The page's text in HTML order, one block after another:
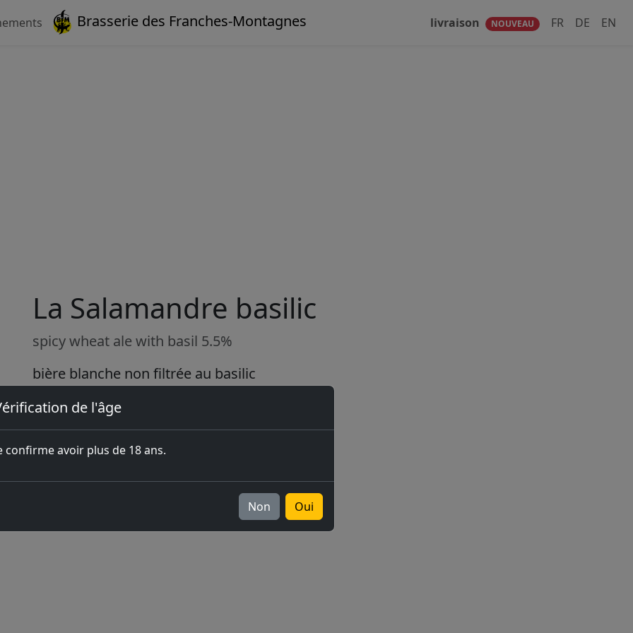
Brasserie des Franches-Montagnes livraison NOUVEAU FR DE EN
de l'âge
confirme avoir plus de 18 ans.
Non Oui
La Salamandre basilic
spicy wheat ale with basil 5.5%
bière blanche non filtrée au basilic
Disponible en 33cl, pression, fût de 20 litres